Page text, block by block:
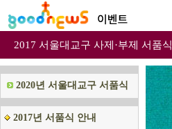
2017 서울대교구 사제·부제 서품식
2020년 서울대교구 서품식
2017년 서품식 안내